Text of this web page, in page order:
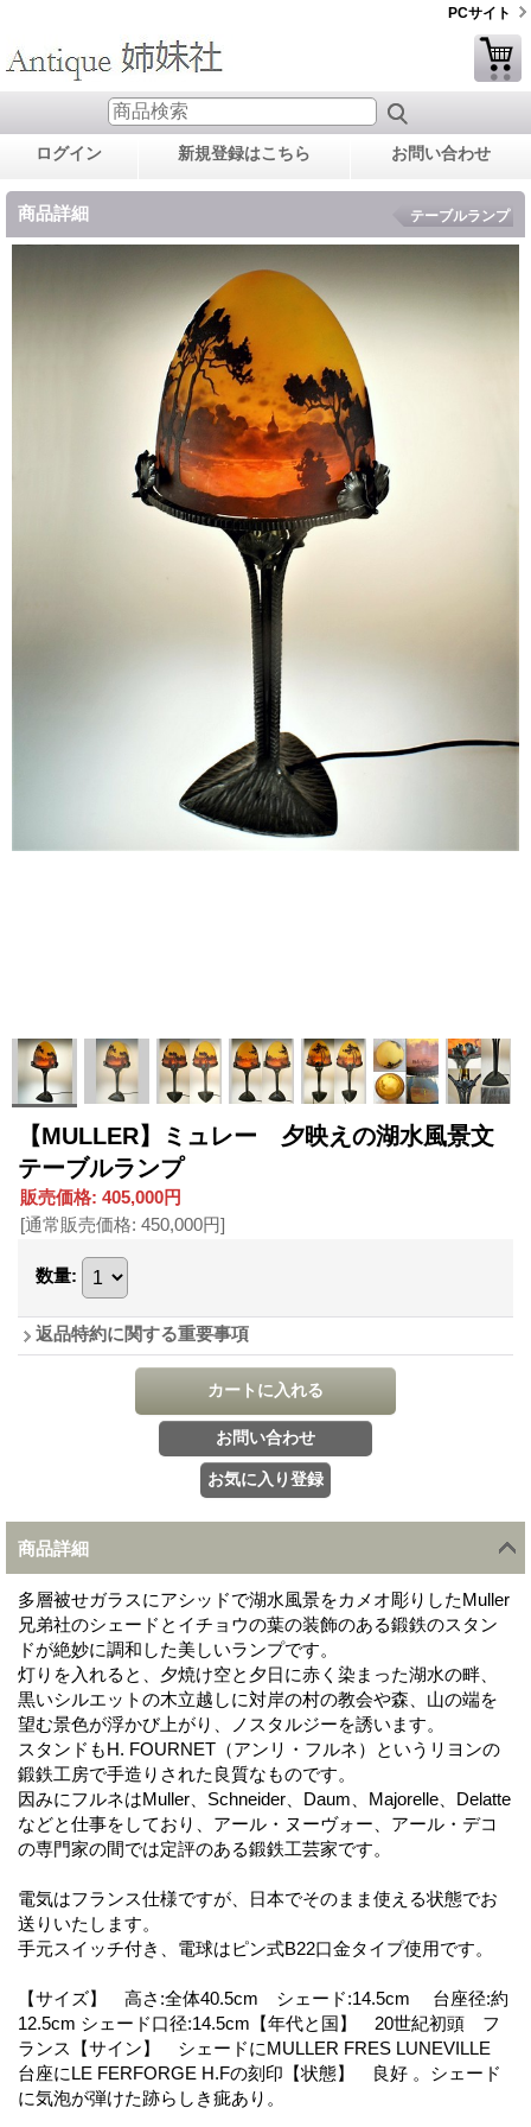
PCサイト
ログイン 新規登録はこちら お問い合わせ
商品詳細 テーブルランプ
【MULLER】ミュレー 夕映えの湖水風景文
テーブルランプ
販売価格: 405,000円
[通常販売価格: 450,000円]
数量:
返品特約に関する重要事項
商品詳細
多層被せガラスにアシッドで湖水風景をカメオ彫りしたMuller
兄弟社のシェードとイチョウの葉の装飾のある鍛鉄のスタン
ドが絶妙に調和した美しいランプです。
灯りを入れると、夕焼け空と夕日に赤く染まった湖水の畔、
黒いシルエットの木立越しに対岸の村の教会や森、山の端を
望む景色が浮かび上がり、ノスタルジーを誘います。
スタンドもH. FOURNET（アンリ・フルネ）というリヨンの
鍛鉄工房で手造りされた良質なものです。
因みにフルネはMuller、Schneider、Daum、Majorelle、Delatte
などと仕事をしており、アール・ヌーヴォー、アール・デコ
の専門家の間では定評のある鍛鉄工芸家です。
電気はフランス仕様ですが、日本でそのまま使える状態でお
送りいたします。
手元スイッチ付き、電球はピン式B22口金タイプ使用です。
【サイズ】 高さ:全体40.5cm シェード:14.5cm 台座径:約
12.5cm シェード口径:14.5cm【年代と国】 20世紀初頭 フ
ランス【サイン】 シェードにMULLER FRES LUNEVILLE
台座にLE FERFORGE H.Fの刻印【状態】 良好 。シェード
に気泡が弾けた跡らしき疵あり。